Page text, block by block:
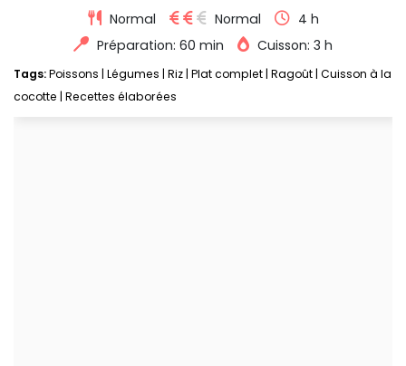
Normal Normal
4 h
Préparation: 60 min
Cuisson: 3 h
Tags:Poissons Légumes Riz Plat complet Ragoût Cuisson à la
cocotte Recettes élaborées